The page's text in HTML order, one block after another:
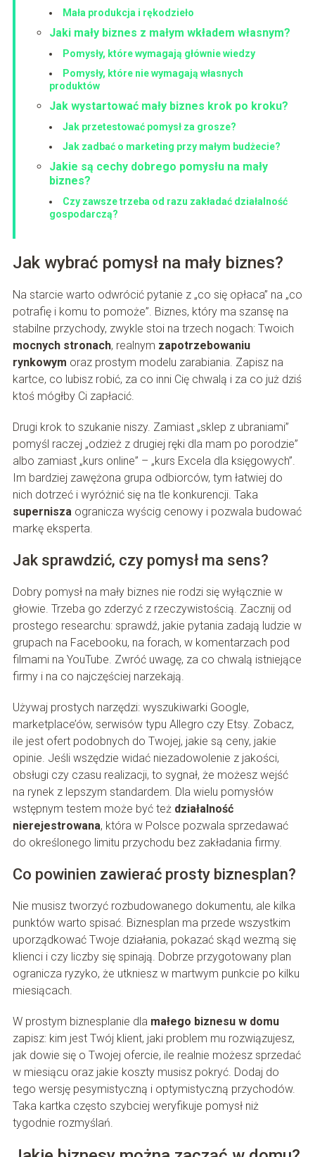
Mała produkcja i rękodzieło
Jaki mały biznes z małym wkładem własnym?
Pomysły, które wymagają głównie wiedzy
Pomysły, które nie wymagają własnych
produktów
Jak wystartować mały biznes krok po kroku?
Jak przetestować pomysł za grosze?
Jak zadbać o marketing przy małym budżecie?
Jakie są cechy dobrego pomysłu na mały
biznes?
Czy zawsze trzeba od razu zakładać działalność
gospodarczą?
Jak wybrać pomysł na mały biznes?
Na starcie warto odwrócić pytanie z „co się opłaca” na „co
potrafię i komu to pomoże”. Biznes, który ma szansę na
stabilne przychody, zwykle stoi na trzech nogach: Twoich
mocnych stronach, realnym zapotrzebowaniu
rynkowym oraz prostym modelu zarabiania. Zapisz na
kartce, co lubisz robić, za co inni Cię chwalą i za co już dziś
ktoś mógłby Ci zapłacić.
Drugi krok to szukanie niszy. Zamiast „sklep z ubraniami”
pomyśl raczej „odzież z drugiej ręki dla mam po porodzie”
albo zamiast „kurs online” – „kurs Excela dla księgowych”.
Im bardziej zawężona grupa odbiorców, tym łatwiej do
nich dotrzeć i wyróżnić się na tle konkurencji. Taka
superniszaogranicza wyścig cenowy i pozwala budować
markę eksperta.
Jak sprawdzić, czy pomysł ma sens?
Dobry pomysł na mały biznes nie rodzi się wyłącznie w
głowie. Trzeba go zderzyć z rzeczywistością. Zacznij od
prostego researchu: sprawdź, jakie pytania zadają ludzie w
grupach na Facebooku, na forach, w komentarzach pod
filmami na YouTube. Zwróć uwagę, za co chwalą istniejące
firmy i na co najczęściej narzekają.
Używaj prostych narzędzi: wyszukiwarki Google,
marketplace’ów, serwisów typu Allegro czy Etsy. Zobacz,
ile jest ofert podobnych do Twojej, jakie są ceny, jakie
opinie. Jeśli wszędzie widać niezadowolenie z jakości,
obsługi czy czasu realizacji, to sygnał, że możesz wejść
na rynek z lepszym standardem. Dla wielu pomysłów
wstępnym testem może być też działalność
nierejestrowana, która w Polsce pozwala sprzedawać
do określonego limitu przychodu bez zakładania firmy.
Co powinien zawierać prosty biznesplan?
Nie musisz tworzyć rozbudowanego dokumentu, ale kilka
punktów warto spisać. Biznesplan ma przede wszystkim
uporządkować Twoje działania, pokazać skąd wezmą się
klienci i czy liczby się spinają. Dobrze przygotowany plan
ogranicza ryzyko, że utkniesz w martwym punkcie po kilku
miesiącach.
W prostym biznesplanie dla małego biznesu w domu
zapisz: kim jest Twój klient, jaki problem mu rozwiązujesz,
jak dowie się o Twojej ofercie, ile realnie możesz sprzedać
w miesiącu oraz jakie koszty musisz pokryć. Dodaj do
tego wersję pesymistyczną i optymistyczną przychodów.
Taka kartka często szybciej weryfikuje pomysł niż
tygodnie rozmyślań.